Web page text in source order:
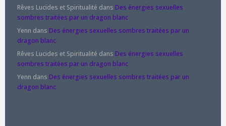
Rêves Lucides et Spiritualité dans Des énergies sexuelles
sombres traitées par un dragon blanc
Yenn dans Des énergies sexuelles sombres traitées par un
dragon blanc
Rêves Lucides et Spiritualité dans Des énergies sexuelles
sombres traitées par un dragon blanc
Yenn dans Des énergies sexuelles sombres traitées par un
dragon blanc